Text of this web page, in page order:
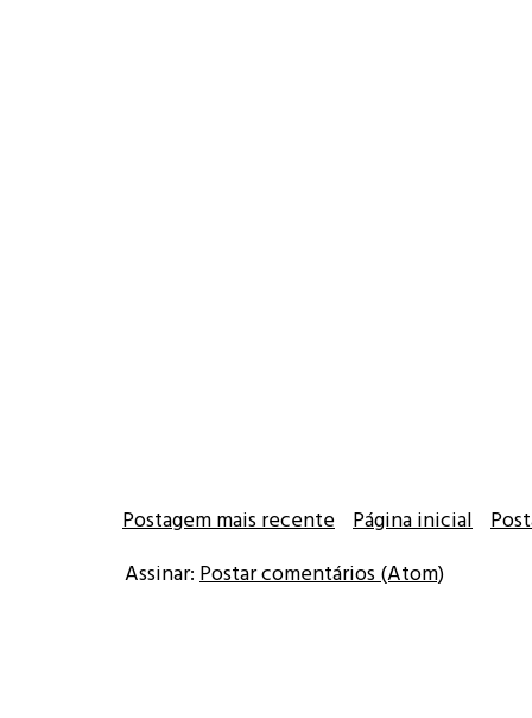
Postagem mais recente Página inicial
Assinar: Postar comentários (Atom)